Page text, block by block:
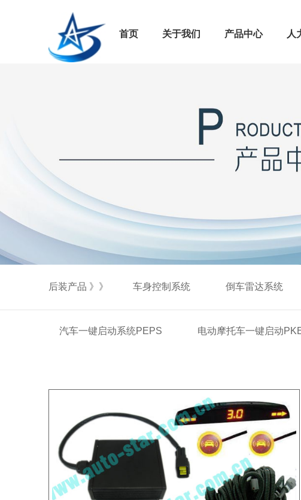
首页 关于我们 产品中心 人
后装产品 》》 车身控制系统 倒车雷达系统
汽车一键启动系统PEPS 电动摩托车一键启动